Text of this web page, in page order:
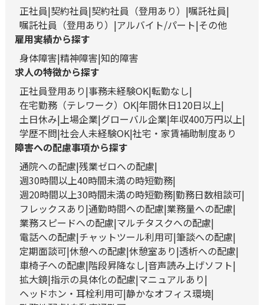
正社員 契約社員 契約社員（登用あり）
嘱託社員
嘱託社員（登用あり）
アルバイト/パート その他
雇用実績から探す
身体障害 精神障害 知的障害
求人の特徴から探す
正社員登用あり 事務未経験OK 転勤なし
在宅勤務（テレワーク）OK 年間休日120日以上
土日休み 上場企業 グローバル企業 年収400万円以上
学歴不問 社会人未経験OK 社宅・家賃補助制度あり
障害への配慮事項から探す
通院への配慮 残業ゼロへの配慮
週30時間以上40時間未満の時短勤務
週20時間以上30時間未満の時短勤務 勤務日数相談可
フレックスあり 通勤時間への配慮 業務量への配慮
業務スピードへの配慮 マルチタスクへの配慮
電話への配慮 チャットツール利用可 筆談への配慮
定期面談可 休憩への配慮 休憩室あり 透析への配慮
車椅子への配慮 階段昇降なし 音声読み上げソフト
拡大鏡 指示の具体化の配慮 マニュアルあり
ヘッドホン・耳栓利用可 静かなオフィス環境